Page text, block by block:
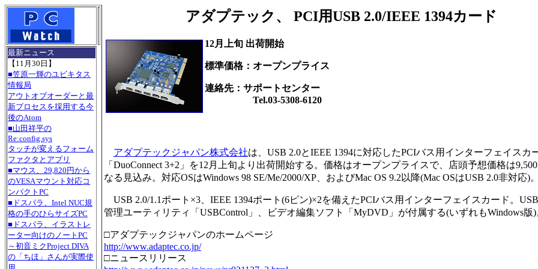
最新ニュース
【11月30日】
■笠原一輝のユビキタス
情報局
アウトオブオーダーと最
新プロセスを採用する今
後のAtom
■山田祥平の
Re:config.sys
タッチが変えるフォーム
ファクタとアプリ
■マウス、29,820円から
のVESAマウント対応コ
ンパクトPC
■ドスパラ、Intel NUC規
格の手のひらサイズPC
■ドスパラ、イラストレ
ーター向けのノートPC
～初音ミクProject DIVA
の「ちほ」さんが実際使
アダプテック、 PCI用USB 2.0/IEEE 1394カード
12月上旬 出荷開始
標準価格：オープンプライス
連絡先：サポートセンター
Tel.03-5308-6120
アダプテックジャパン株式会社は、USB 2.0とIEEE 1394に対応したPCIバス用インターフェイスカ
「DuoConnect 3+2」を12月上旬より出荷開始する。価格はオープンプライスで、店頭予想価格は
なる見込み。対応OSはWindows 98 SE/Me/2000/XP、およびMac OS 9.2以降(Mac OSはUSB 2.0非対応)。
USB 2.0/1.1ポート×3、IEEE 1394ポート(6ピン)×2を備えたPCIバス用インターフェイスカード。
管理ユーティリティ「USBControl」、ビデオ編集ソフト「MyDVD」が付属する(いずれもWindows版)
□アダプテックジャパンのホームページ
http://www.adaptec.co.jp/
□ニュースリリース